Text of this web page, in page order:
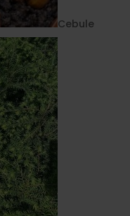
Cebule